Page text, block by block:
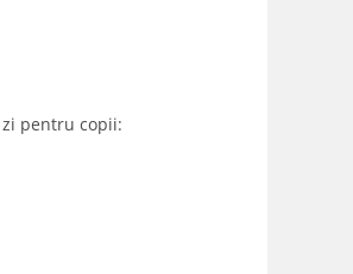
pentru copii: